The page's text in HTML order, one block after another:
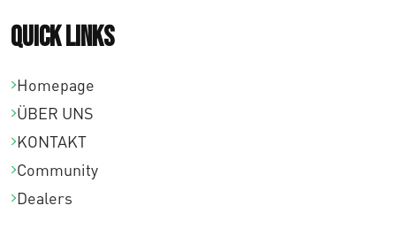
Quick links
Homepage
ÜBER UNS
KONTAKT
Community
Dealers